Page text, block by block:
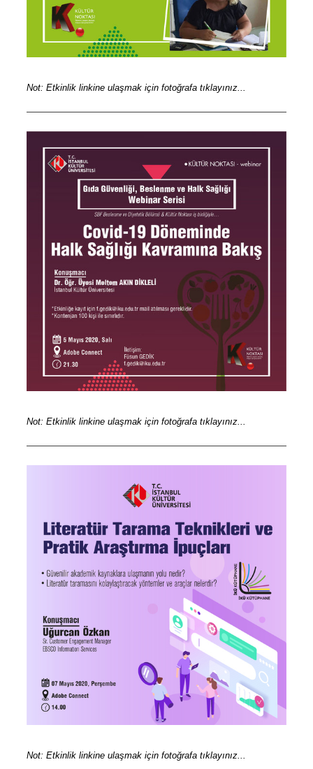
Not: Etkinlik linkine ulaşmak için fotoğrafa tıklayınız...
Not: Etkinlik linkine ulaşmak için fotoğrafa tıklayınız...
Not: Etkinlik linkine ulaşmak için fotoğrafa tıklayınız...